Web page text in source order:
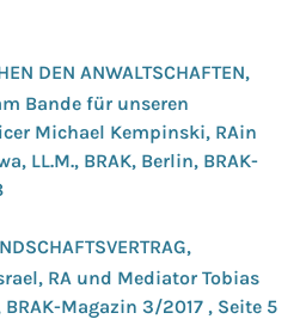
DEN ANWALTSCHAFTEN,
Bande für unseren
Michael Kempinski, RAin
LL.M., BRAK, Berlin, BRAK-
RA und Mediator Tobias
Magazin 3/2017 , Seite 5